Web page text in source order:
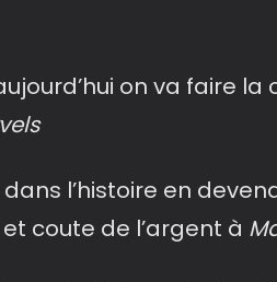
on va faire
l’histoire en
coute de l’argent à